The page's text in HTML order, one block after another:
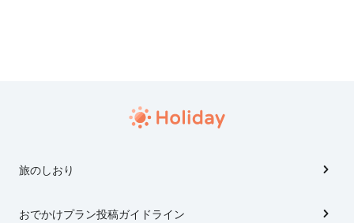
旅のしおり
おでかけプラン投稿ガイドライン